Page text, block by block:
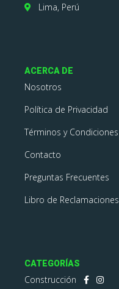
Lima, Perú
ACERCA DE
Nosotros
Política de Privacidad
Términos y Condiciones
Contacto
Preguntas Frecuentes
Libro de Reclamaciones
CATEGORÍAS
Construcción